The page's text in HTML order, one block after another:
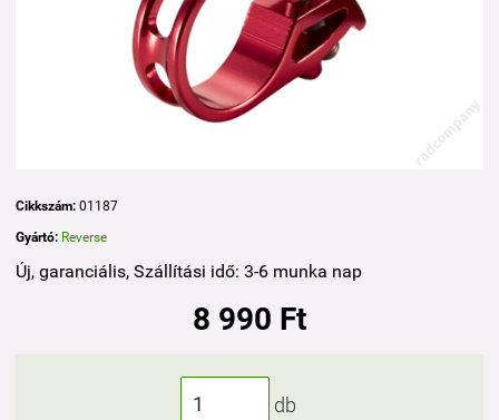
Cikkszám: 01187
Gyártó: Reverse
Új, garanciális, Szállítási idő: 3-6 munka nap
8 990 Ft
db